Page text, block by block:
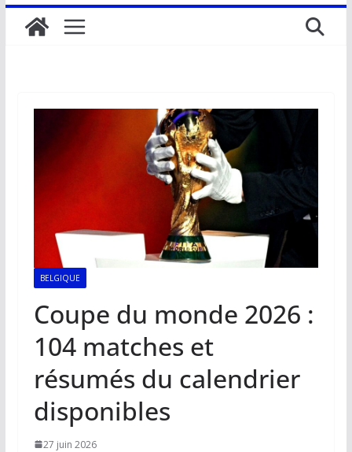
BELGIQUE
Coupe du monde 2026 :
104 matches et
résumés du calendrier
disponibles
27 juin 2026